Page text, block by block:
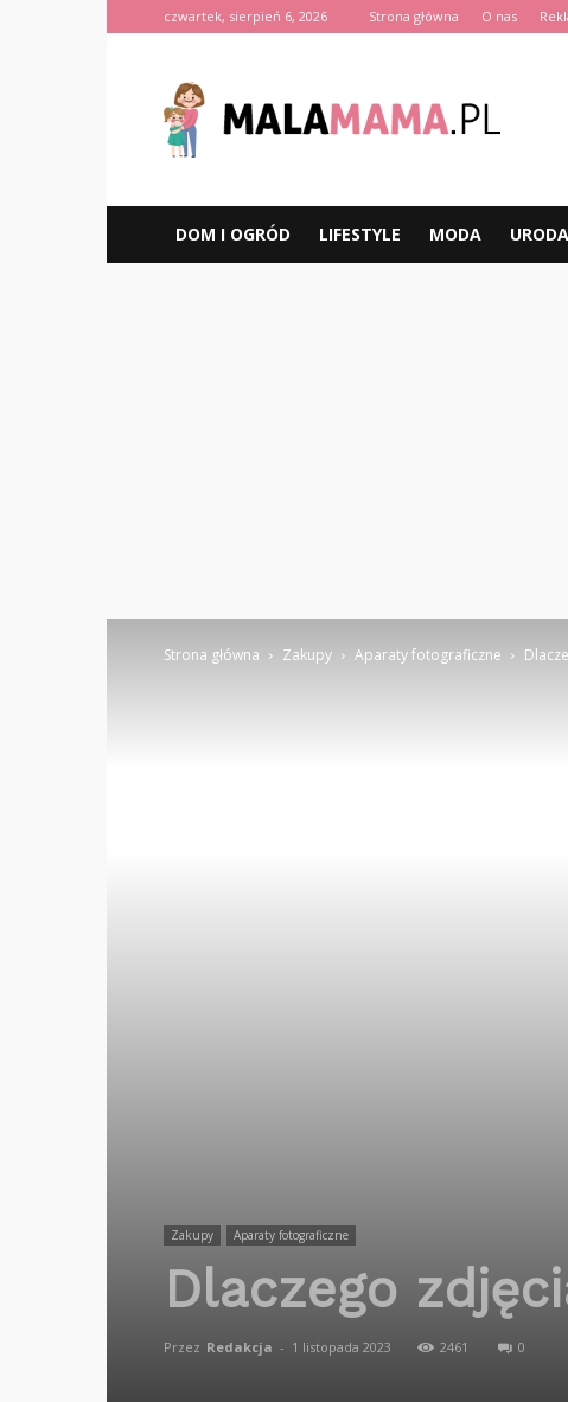
czwartek, sierpień 6, 2026 Strona główna O nas
MalaMama.pl
DOM I OGRÓD LIFESTYLE MODA URODA
Strona główna Zakupy Aparaty fotograficzne
Zakupy Aparaty fotograficzne
Dlaczego
Przez Redakcja - 1 listopada 2023 2461 0